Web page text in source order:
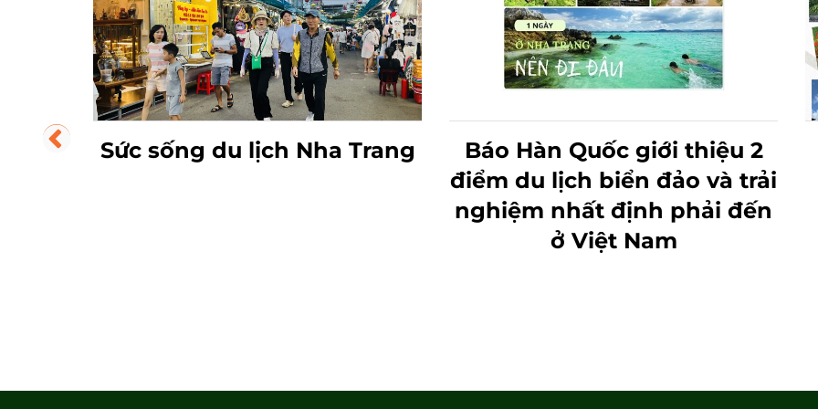
Báo Hàn Quốc giới thiệu 2
KHÁM PHÁ TOUR THEO
CHÂN BÁC SĨ YERSIN " BÍ
MẬT HÒN BÀ"